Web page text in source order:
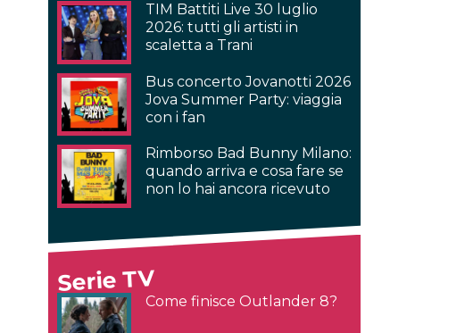
TIM Battiti Live 30 luglio
2026: tutti gli artisti in
scaletta a Trani
Bus concerto Jovanotti 2026
Jova Summer Party: viaggia
con i fan
Rimborso Bad Bunny Milano:
quando arriva e cosa fare se
non lo hai ancora ricevuto
Serie TV
Come finisce Outlander 8?